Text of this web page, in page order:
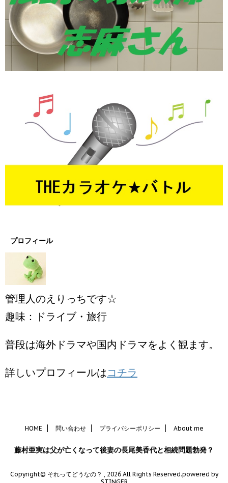
プロフィール
管理人のえりっちです☆
趣味：ドライブ・旅行
普段は海外ドラマや国内ドラマをよく観ます。
詳しいプロフィールはコチラ
HOME 問い合わせ プライバシーポリシー About me
藤村亜実は父が亡くなって後妻の長尾美香代と相続問題勃発？
Copyright© それってどうなの？ , 2026 All Rights Reserved.powered by